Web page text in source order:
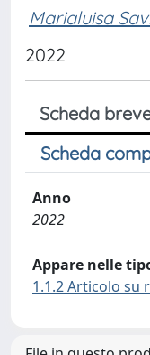
Marialuisa
2022
Scheda
Scheda
Anno
2022
Appare nelle
1.1.2 Articolo su